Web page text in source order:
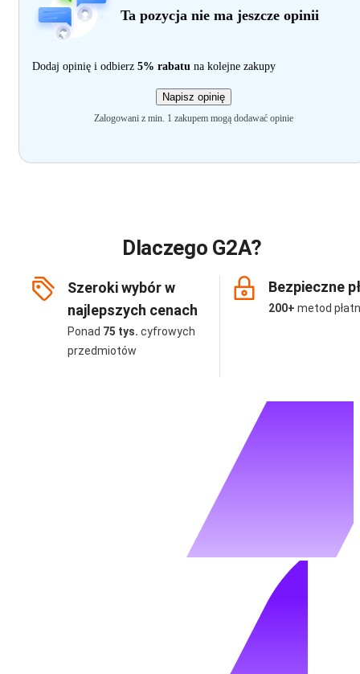
Ta pozycja nie ma jeszcze opinii
Dodaj opinię i odbierz 5% rabatu na kolejne zakupy
Napisz opinię
Zalogowani z min. 1 zakupem mogą dodawać opinie
Dlaczego G2A?
Szeroki wybór w
najlepszych cenach
Ponad 75 tys. cyfrowych
przedmiotów
Bezpieczne
200+ metod